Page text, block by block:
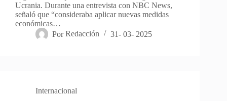
Ucrania. Durante una entrevista con NBC News,
señaló que “consideraba aplicar nuevas medidas
económicas…
Por Redacción 31- 03- 2025
Internacional